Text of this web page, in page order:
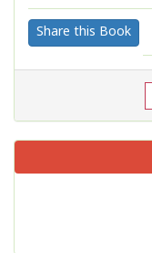
Share this Book